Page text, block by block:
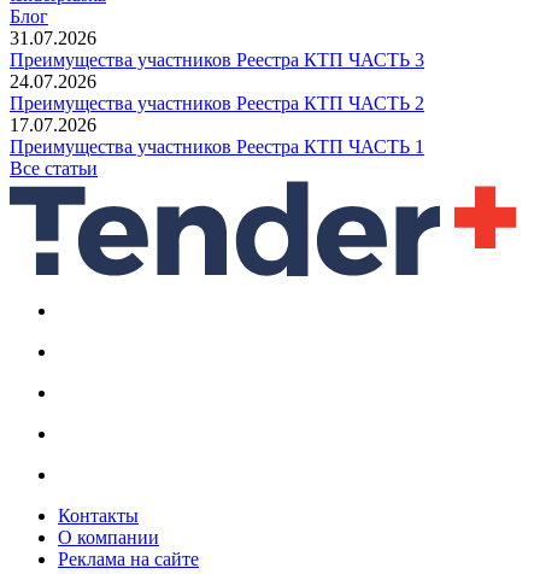
Блог
31.07.2026
Преимущества участников Реестра КТП ЧАСТЬ 3
24.07.2026
Преимущества участников Реестра КТП ЧАСТЬ 2
17.07.2026
Преимущества участников Реестра КТП ЧАСТЬ 1
Все статьи
Контакты
О компании
Реклама на сайте